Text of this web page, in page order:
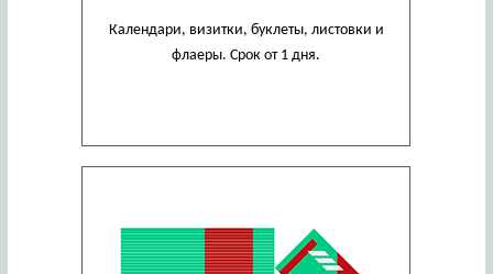
Календари, визитки, буклеты, листовки и
флаеры. Срок от 1 дня.